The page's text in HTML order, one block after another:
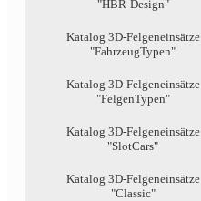
"HBR-Design"
Katalog 3D-Felgeneinsätze
"FahrzeugTypen"
Katalog 3D-Felgeneinsätze
"FelgenTypen"
Katalog 3D-Felgeneinsätze
"SlotCars"
Katalog 3D-Felgeneinsätze
"Classic"